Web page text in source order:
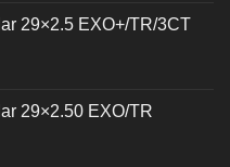
29×2.5 EXO+/TR/3CT
29×2.50 EXO/TR